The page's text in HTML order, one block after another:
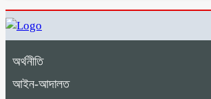
অর্থনীতি
আইন-আদালত